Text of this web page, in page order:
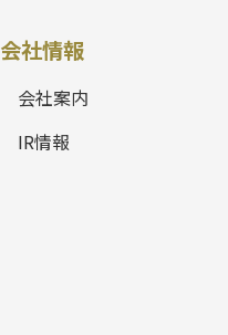
会社情報
会社案内
IR情報